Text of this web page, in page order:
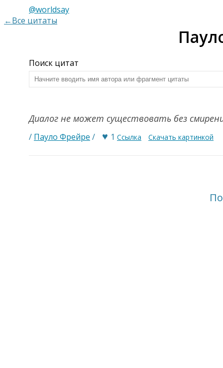
@worldsay
←Все цитаты
Поиск цитат
Диалог не может существовать без
/ Пауло Фрейре / ♥ 1 Ссылка Скачать картинкой